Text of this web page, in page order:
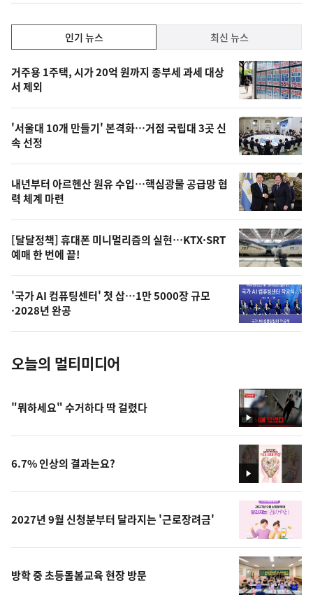
하
락
인
기,
최
신,
오
늘
의
영
상
오
늘
의
사
진
인기 뉴스 최신 뉴스
인
기
뉴
스
거주용 1주택, 시가 20억 원까지 종부세 과세 대상
서 제외
'서울대 10개 만들기' 본격화…거점 국립대 3곳 신
속 선정
내년부터 아르헨산 원유 수입…핵심광물 공급망 협
력 체계 마련
[달달정책] 휴대폰 미니멀리즘의 실현…KTX·SRT
예매 한 번에 끝!
'국가 AI 컴퓨팅센터' 첫 삽…1만 5000장 규모
·2028년 완공
오늘의 멀티미디어
영
상
"뭐하세요" 수거하다 딱 걸렸다
영
상
6.7% 인상의 결과는요?
2027년 9월 신청분부터 달라지는 '근로장려금'
방학 중 초등돌봄교육 현장 방문